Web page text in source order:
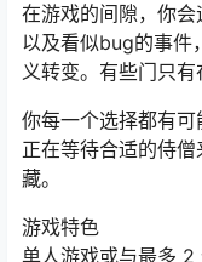
在游戏的间隙，你会
以及看似bug的事件
义转变。有些门只有
你每一个选择都有
正在等待合适的侍
藏。
游戏特色
单人游戏或与最多 2